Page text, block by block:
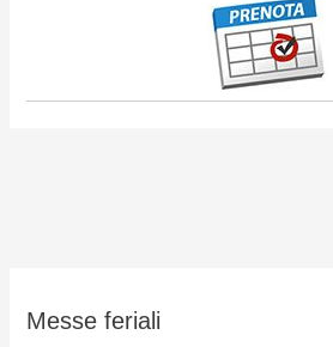
Messe feriali